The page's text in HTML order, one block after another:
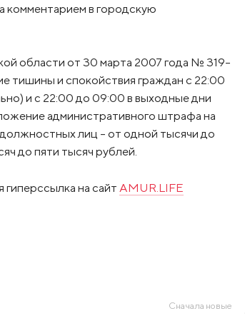
комментарием в городскую
области от 30 марта 2007 года № 319-
тишины и спокойствия граждан с 22:00
и с 22:00 до 09:00 в выходные дни
административного штрафа на
лиц – от одной тысячи до
до пяти тысяч рублей.
на сайт AMUR.LIFE
Сначала новые